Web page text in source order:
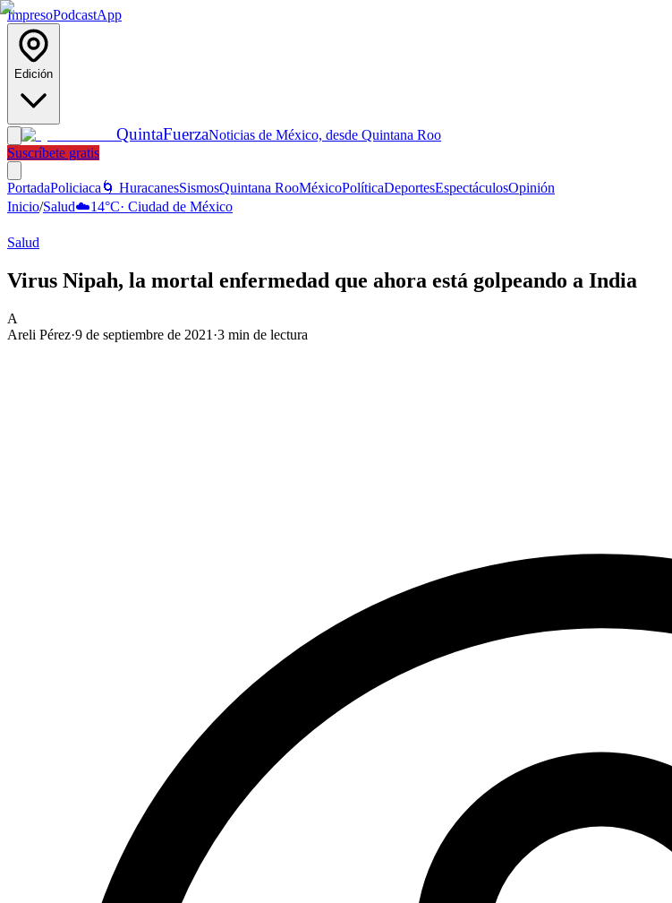
ImpresoPodcastApp
Edición
QuintaFuerzaNoticias de México, desde Quintana Roo
Suscríbete gratis
PortadaPoliciaca 🌀 HuracanesSismosQuintana RooMéxicoPolíticaDeportesEspectáculosOpinión
Inicio/Salud☁️14°C· Ciudad de México
Salud
Virus Nipah, la mortal enfermedad que ahora está golpeando a India
A
Areli Pérez·9 de septiembre de 2021 ·3 min de lectura